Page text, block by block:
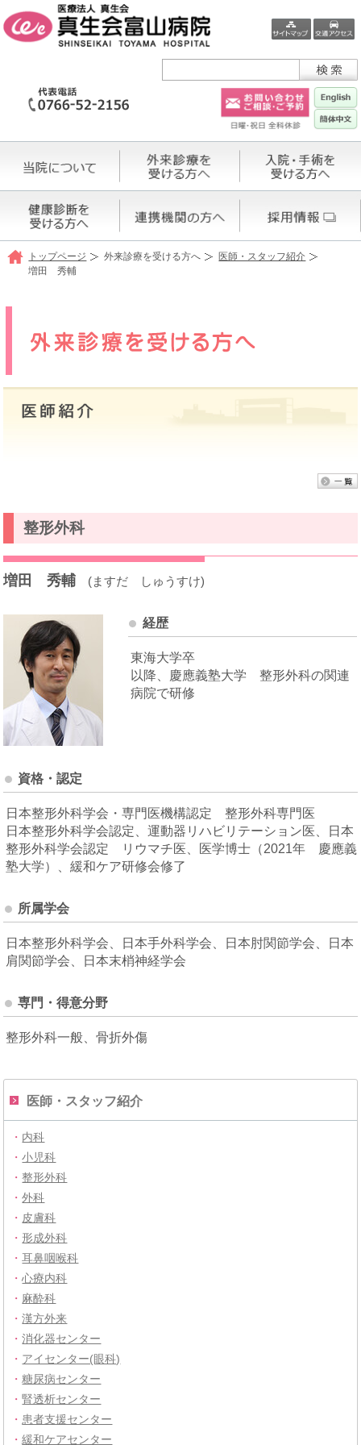
トップページ 外来診療を受ける方へ
医師・スタッフ紹介
増田 秀輔
整形外科
増田 秀輔 (ますだ しゅうすけ)
経歴
東海大学卒
以降、慶應義塾大学 整形外科の関連
病院で研修
資格・認定
日本整形外科学会・専門医機構認定 整形外科専門医
日本整形外科学会認定、運動器リハビリテーション医、日本
整形外科学会認定 リウマチ医、医学博士（2021年 慶應義
塾大学）、緩和ケア研修会修了
所属学会
日本整形外科学会、日本手外科学会、日本肘関節学会、日本
肩関節学会、日本末梢神経学会
専門・得意分野
整形外科一般、骨折外傷
医師・スタッフ紹介
・ 内科
・小児科
・整形外科
・外科
・ 皮膚科
・ 形成外科
・耳鼻咽喉科
・心療内科
・ 麻酔科
・漢方外来
・消化器センター
・ アイセンター(眼科)
・糖尿病センター
・腎透析センター
・ 患者支援センター
・緩和ケアセンター